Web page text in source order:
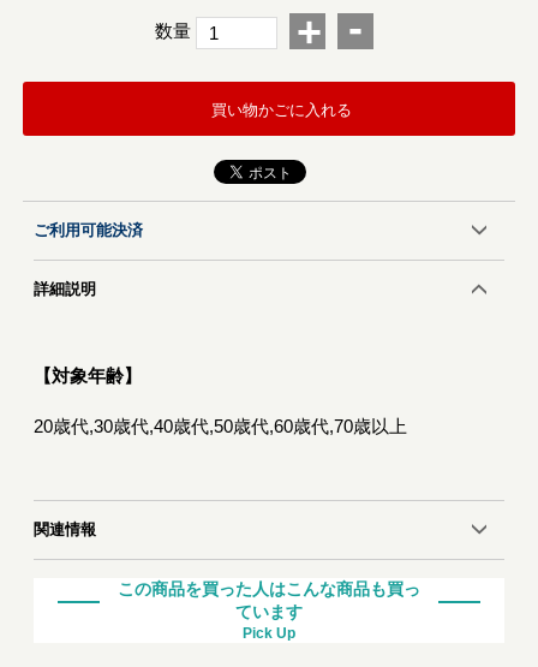
数量 + -
買い物かごに入れる
ご利用可能決済
詳細説明
【対象年齢】
20歳代,30歳代,40歳代,50歳代,60歳代,70歳以上
関連情報
この商品を買った人はこんな商品も買っ
ています
Pick Up